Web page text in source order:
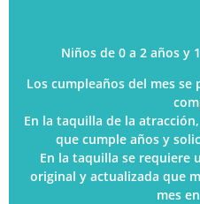
Niños de 0 a 2 años y
Los cumpleaños del mes
En la taquilla de la
que cumple años y
En la taquilla se requiere
original y actualizada que
mes